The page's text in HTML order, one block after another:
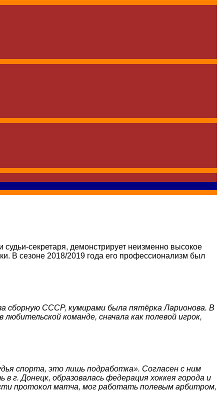
секретаря, демонстрирует неизменно высокое
В сезоне 2018/2019 года его профессионализм был
сборную СССР, кумирами была пятёрка Ларионова. В
любительской команде, сначала как полевой игрок,
спорта, это лишь подработка». Согласен с ним
г. Донецк, образовалась федерация хоккея города и
протокол матча, мог работать полевым арбитром,